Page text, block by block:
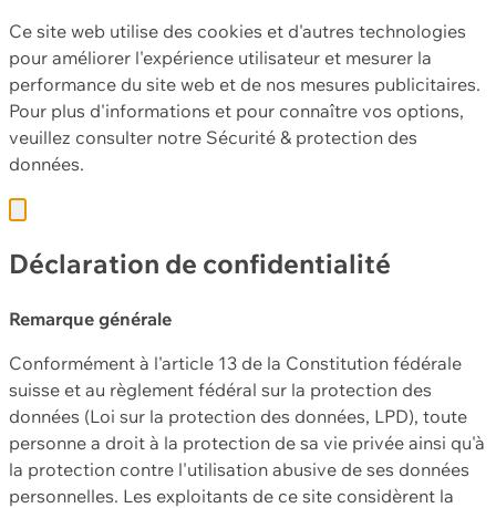
Ce site web utilise des cookies et d'autres technologies
pour améliorer l'expérience utilisateur et mesurer la
performance du site web et de nos mesures publicitaires.
Pour plus d'informations et pour connaître vos options,
veuillez consulter notre Sécurité & protection des
données.
Déclaration de confidentialité
Remarque générale
Conformément à l'article 13 de la Constitution fédérale
suisse et au règlement fédéral sur la protection des
données (Loi sur la protection des données, LPD), toute
personne a droit à la protection de sa vie privée ainsi qu'à
la protection contre l'utilisation abusive de ses données
personnelles. Les exploitants de ce site considèrent la